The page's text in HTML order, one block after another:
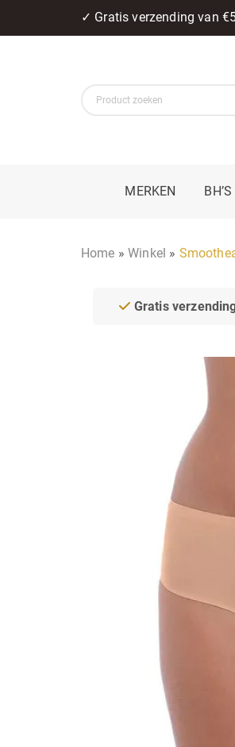
✓ Gratis verzending van
MERKEN BH’S
Home »Winkel »
Gratis